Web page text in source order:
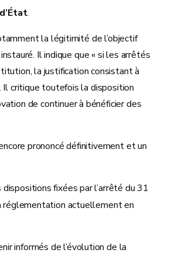
.
la légitimité de l’objectif
Il indique que « si les arrêtés
la justification consistant à
Il critique toutefois la disposition
de continuer à bénéficier des
prononcé définitivement et un
fixées par l’arrêté du 31
réglementation actuellement en
informés de l’évolution de la